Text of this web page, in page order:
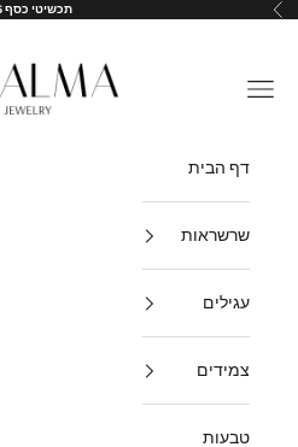
דילוג לתוכן
הקודם תכשיטי כסף 925
Mi-Alma-il
תפריט
דף הבית
שרשראות
עגילים
צמידים
טבעות